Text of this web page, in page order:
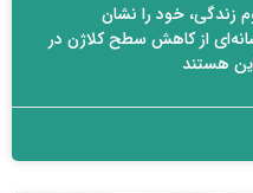
زندگی، خود را نشان
از کاهش سطح کلاژن در
هستند